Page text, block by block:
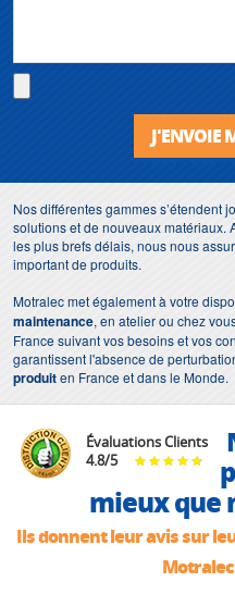
J'ENVOIE
Nos différentes gammes s’étendent
solutions et de nouveaux matériaux.
les plus brefs délais, nous nous
important de produits.
Motralec met également à votre
maintenance, en atelier ou chez
France suivant vos besoins et vos
garantissent l'absence de
produiten France et dans le Monde.
Évaluations Clients
4.8/5
mieux que
Ils donnent leur avis sur
Motralec